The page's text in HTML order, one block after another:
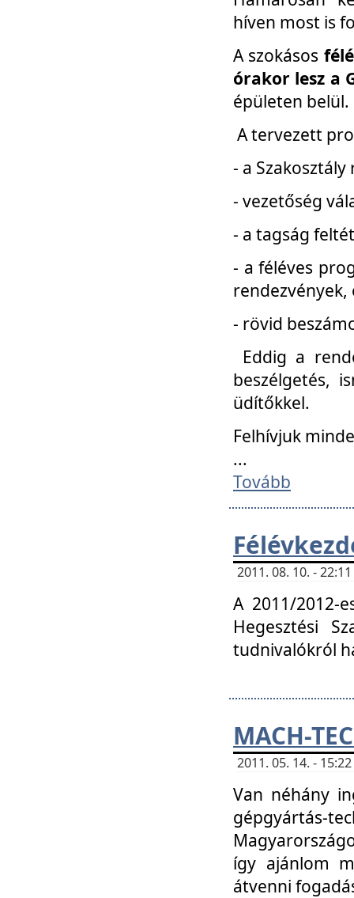
híven most is
A szokásos
órakor lesz a
épületen belül.
A tervezett
- a
- vezetőség
- a tagság
- a féléves
- rövid
Eddig a
beszélgetés,
üdítőkkel.
Felhívjuk
...
Tovább
2011. 08. 10. -
A 2011/2012-
Hegesztési
tudnivalókról
MACH-
2011. 05. 14. -
Van néhány
gépgyártás-
így ajánlom
átvenni